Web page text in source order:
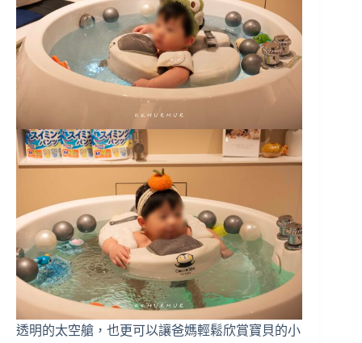
透明的太空艙，也更可以讓爸媽輕鬆欣賞寶貝的小